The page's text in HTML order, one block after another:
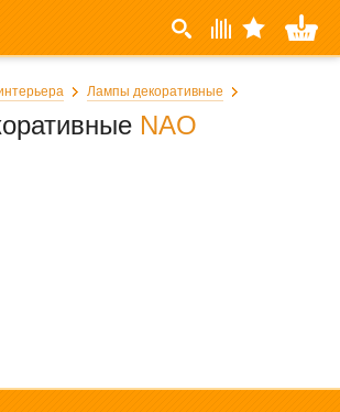
Лампы декоративные
NAO